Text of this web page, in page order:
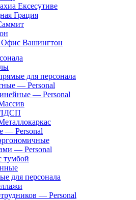
Ексесутиве
Грация
Офис Вашингтон
для персонала
— Personal
— Personal
— Personal
— Personal
тумбой
для персонала
— Personal